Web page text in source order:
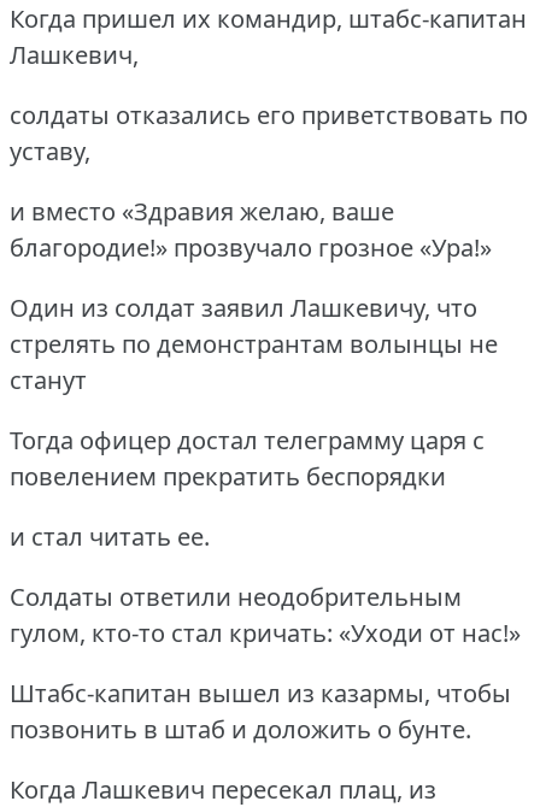
Когда пришел их командир, штабс-капитан
Лашкевич,
солдаты отказались его приветствовать по
уставу,
и вместо «Здравия желаю, ваше
благородие!» прозвучало грозное «Ура!»
Один из солдат заявил Лашкевичу, что
стрелять по демонстрантам волынцы не
станут
Тогда офицер достал телеграмму царя с
повелением прекратить беспорядки
и стал читать ее.
Солдаты ответили неодобрительным
гулом, кто-то стал кричать: «Уходи от нас!»
Штабс-капитан вышел из казармы, чтобы
позвонить в штаб и доложить о бунте.
Когда Лашкевич пересекал плац, из